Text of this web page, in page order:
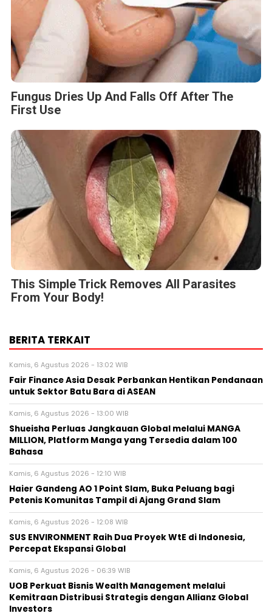
Fungus Dries Up And Falls Off After The
First Use
This Simple Trick Removes All Parasites
From Your Body!
BERITA TERKAIT
Kamis, 6 Agustus 2026 - 13:02 WIB
Fair Finance Asia Desak Perbankan Hentikan Pendanaan
untuk Sektor Batu Bara di ASEAN
Kamis, 6 Agustus 2026 - 13:00 WIB
Shueisha Perluas Jangkauan Global melalui MANGA
MILLION, Platform Manga yang Tersedia dalam 100
Bahasa
Kamis, 6 Agustus 2026 - 12:10 WIB
Haier Gandeng AO 1 Point Slam, Buka Peluang bagi
Petenis Komunitas Tampil di Ajang Grand Slam
Kamis, 6 Agustus 2026 - 12:08 WIB
SUS ENVIRONMENT Raih Dua Proyek WtE di Indonesia,
Percepat Ekspansi Global
Kamis, 6 Agustus 2026 - 06:39 WIB
UOB Perkuat Bisnis Wealth Management melalui
Kemitraan Distribusi Strategis dengan Allianz Global
Investors